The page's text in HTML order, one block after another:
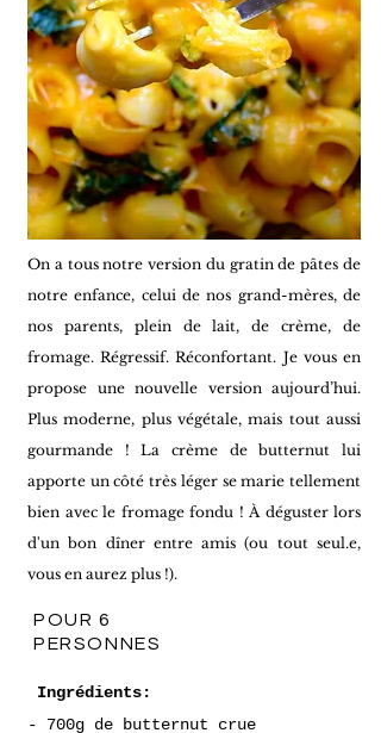
On a tous notre version du gratin de pâtes de
notre enfance, celui de nos grand-mères, de
nos parents, plein de lait, de crème, de
fromage. Régressif. Réconfortant. Je vous en
propose une nouvelle version aujourd’hui.
Plus moderne, plus végétale, mais tout aussi
gourmande ! La crème de butternut lui
apporte un côté très léger se marie tellement
bien avec le fromage fondu ! À déguster lors
d'un bon dîner entre amis (ou tout seul.e,
vous en aurez plus !).
POUR 6
PERSONNES
Ingrédients:
- 700g de butternut crue